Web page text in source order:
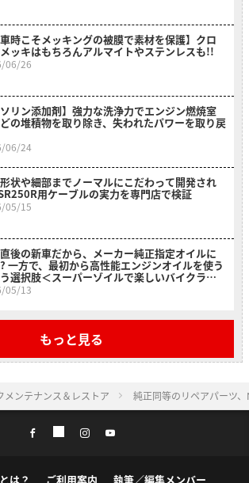
車時こそメッキングの被膜で素材を保護】クロ
ッキはもちろんアルマイトやステンレスも!!
06/26
ソリン添加剤】強力な洗浄力でエンジン燃焼室
の堆積物を取り除き、失われたパワーを取り戻
06/24
状や細部までノーマルにこだわって開発され
用ケーブルの実力を専門店で検証
05/15
後の新車だから、メーカー純正指定オイルに
一方で、最初から高性能エンジンオイルを使う
選択肢＜スーパーゾイルで楽しいバイクライ
05/13
もっと見る
メンテナンス＆レストア 純正同等のリペアパーツ
は？ ご利用案内 執筆／編集メンバー